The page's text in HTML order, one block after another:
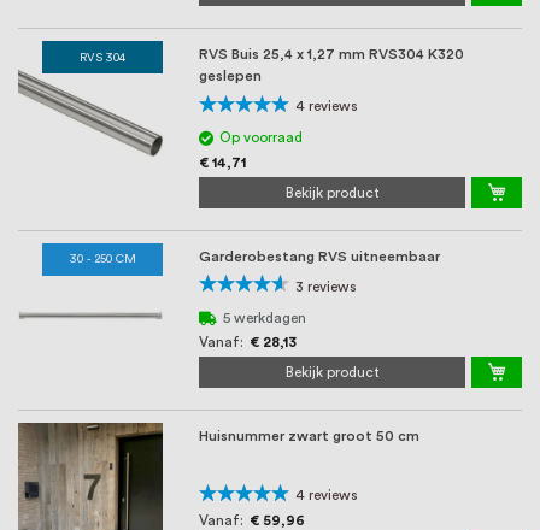
RVS 304
RVS Buis 25,4 x 1,27 mm RVS304 K320
geslepen
Waardering:
100%
4 reviews
Op voorraad
€ 14,71
Bekijk product
30 - 250 CM Garderobestang RVS uitneembaar
Waardering:
87%
3 reviews
5 werkdagen
Vanaf
€ 28,13
Bekijk product
Huisnummer zwart groot 50 cm
Waardering:
100%
4 reviews
Vanaf
€ 59,96